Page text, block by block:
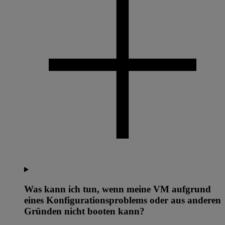
Was kann ich tun, wenn meine VM aufgrund
eines Konfigurationsproblems oder aus anderen
Gründen nicht booten kann?